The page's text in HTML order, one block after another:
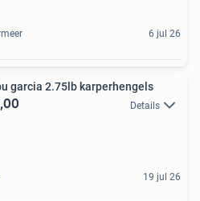
6 jul 26
garcia 2.75lb karperhengels
Details
19 jul 26